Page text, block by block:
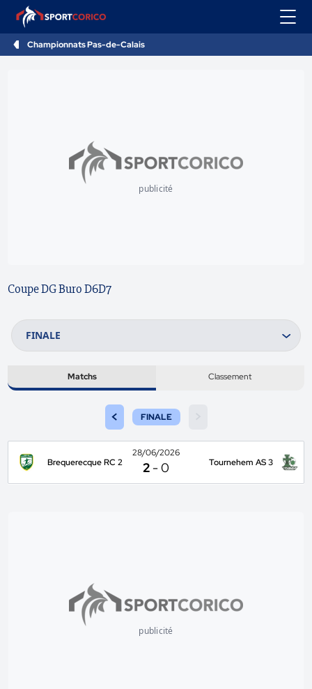
Championnats Pas-de-Calais
publicité
Coupe DG Buro D6D7
Matchs Classement
< FINALE
Brequerecque RC 2
28/06/2026
2 -0 Tournehem AS 3
publicité